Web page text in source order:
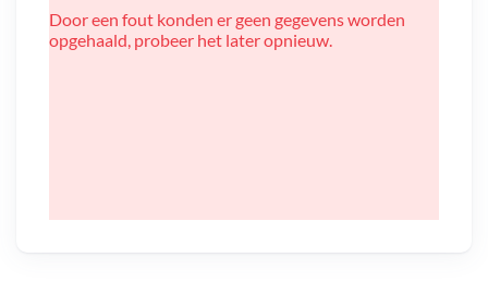
Door een fout konden er geen gegevens worden
opgehaald, probeer het later opnieuw.